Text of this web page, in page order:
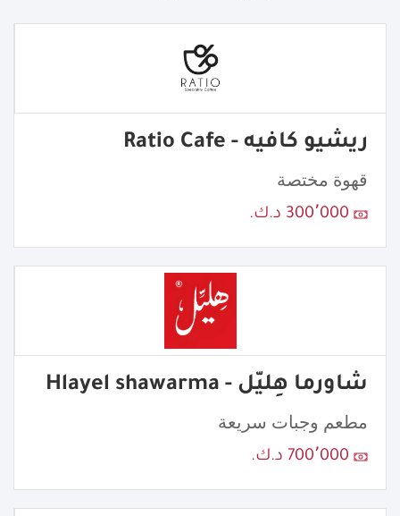
ريشيو كافيه - Ratio Cafe
قهوة مختصة
300٬000 د.ك.
شاورما هِليّل - Hlayel shawarma
مطعم وجبات سريعة
700٬000 د.ك.